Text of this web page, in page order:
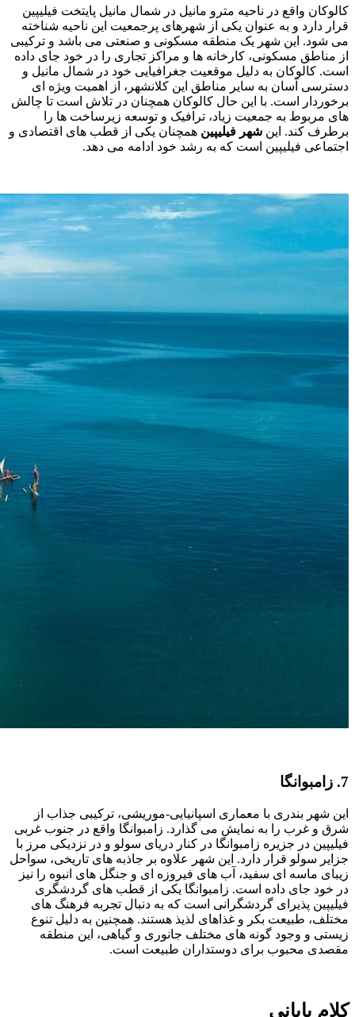
کالوکان واقع در ناحیه مترو مانیل در شمال مانیل پایتخت فیلیپین
قرار دارد و به عنوان یکی از شهرهای پرجمعیت این ناحیه شناخته
می ‌شود. این شهر یک منطقه مسکونی و صنعتی می باشد و ترکیبی
از مناطق مسکونی، کارخانه‌ ها و مراکز تجاری را در خود جای داده
است. کالوکان به دلیل موقعیت جغرافیایی خود در شمال مانیل و
دسترسی آسان به سایر مناطق این کلانشهر، از اهمیت ویژه‌ ای
برخوردار است. با این حال کالوکان همچنان در تلاش است تا چالش
‌های مربوط به جمعیت زیاد، ترافیک و توسعه‌ زیرساخت‌ ها را
برطرف کند. این شهر فیلیپین همچنان یکی از قطب‌ های اقتصادی و
اجتماعی فیلیپین است که به رشد خود ادامه می ‌دهد.
7. زامبوانگا
این شهر بندری با معماری اسپانیایی-موریشی، ترکیبی جذاب از
شرق و غرب را به نمایش می‌ گذارد. زامبوانگا واقع در جنوب غربی
فیلیپین در جزیره زامبوانگا در کنار دریای سولو و در نزدیکی مرز با
جزایر سولو قرار دارد. این شهر علاوه بر جاذبه ‌های تاریخی، سواحل
زیبای ماسه ‌ای سفید، آب ‌های فیروزه ‌ای و جنگل‌ های انبوه را نیز
در خود جای داده است. زامبوانگا یکی از قطب ‌های گردشگری
فیلیپین پذیرای گردشگرانی است که به دنبال تجربه فرهنگ‌ های
مختلف، طبیعت بکر و غذاهای لذیذ هستند. همچنین به دلیل تنوع
زیستی و وجود گونه ‌های مختلف جانوری و گیاهی، این منطقه
مقصدی محبوب برای دوستداران طبیعت است.
کلام پایانی